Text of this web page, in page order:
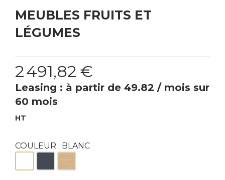
MEUBLES FRUITS ET
LÉGUMES
2 491,82 €
Leasing : à partir de 49.82 / mois sur
60 mois
HT
COULEUR : BLANC